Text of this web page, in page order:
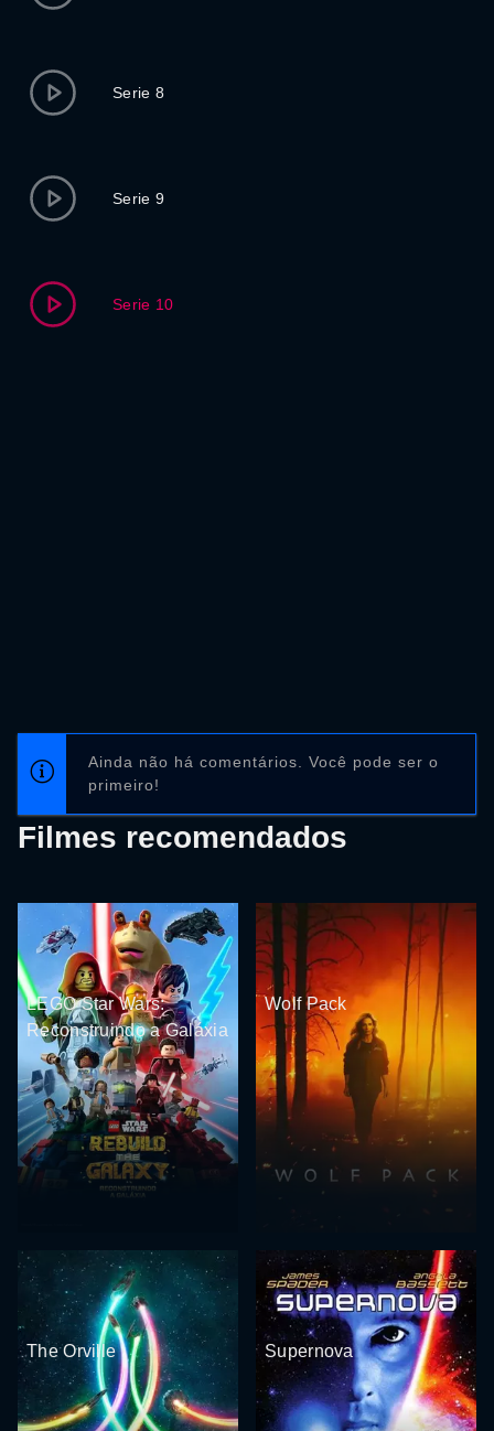
Serie 8
Serie 9
Serie 10
Ainda não há comentários. Você pode ser o
primeiro!
Filmes recomendados
LEGO Star Wars:
Reconstruindo a Galáxia
Wolf Pack
The Orville Supernova